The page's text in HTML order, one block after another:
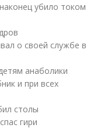
убило током
о своей службе в
анаболики
и при всех
столы
гири